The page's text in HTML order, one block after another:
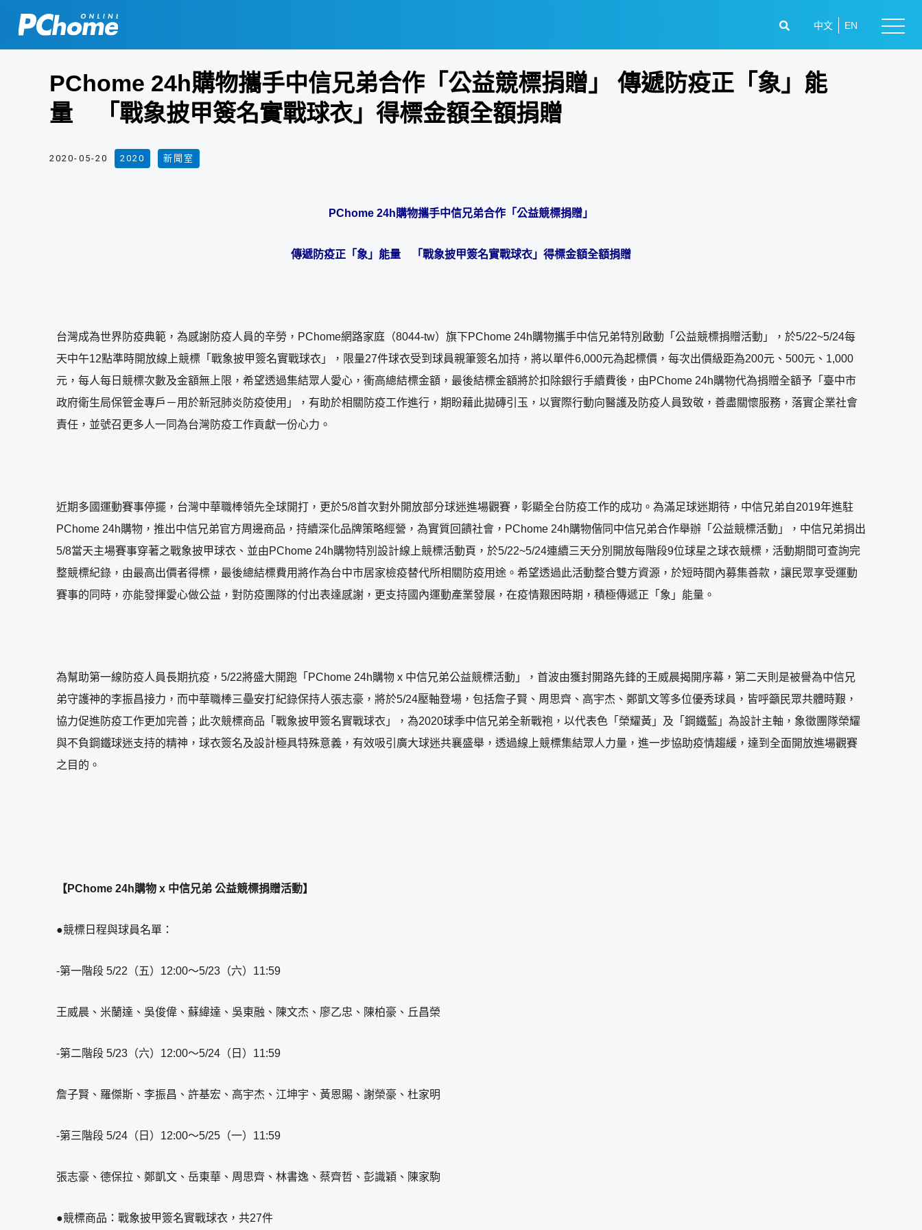
中文 EN
PChome 24h購物攜手中信兄弟合作「公益競標捐贈」 傳遞防疫正「象」能
量 「戰象披甲簽名實戰球衣」得標金額全額捐贈
2020-05-20 2020 新聞室
PChome 24h購物攜手中信兄弟合作「公益競標捐贈」
傳遞防疫正「象」能量 「戰象披甲簽名實戰球衣」得標金額全額捐贈
台灣成為世界防疫典範，為感謝防疫人員的辛勞，PChome網路家庭（8044-tw）旗下PChome 24h購物攜手中信兄弟特別啟動「公益競標捐贈活動」，於5/22~5/24每
天中午12點準時開放線上競標「戰象披甲簽名實戰球衣」，限量27件球衣受到球員親筆簽名加持，將以單件6,000元為起標價，每次出價級距為200元、500元、1,000
元，每人每日競標次數及金額無上限，希望透過集結眾人愛心，衝高總結標金額，最後結標金額將於扣除銀行手續費後，由PChome 24h購物代為捐贈全額予「臺中市
政府衛生局保管金專戶－用於新冠肺炎防疫使用」，有助於相關防疫工作進行，期盼藉此拋磚引玉，以實際行動向醫護及防疫人員致敬，善盡關懷服務，落實企業社會
責任，並號召更多人一同為台灣防疫工作貢獻一份心力。
近期多國運動賽事停擺，台灣中華職棒領先全球開打，更於5/8首次對外開放部分球迷進場觀賽，彰顯全台防疫工作的成功。為滿足球迷期待，中信兄弟自2019年進駐
PChome 24h購物，推出中信兄弟官方周邊商品，持續深化品牌策略經營，為實質回饋社會，PChome 24h購物偕同中信兄弟合作舉辦「公益競標活動」，中信兄弟捐出
5/8當天主場賽事穿著之戰象披甲球衣、並由PChome 24h購物特別設計線上競標活動頁，於5/22~5/24連續三天分別開放每階段9位球星之球衣競標，活動期間可查詢完
整競標紀錄，由最高出價者得標，最後總結標費用將作為台中市居家檢疫替代所相關防疫用途。希望透過此活動整合雙方資源，於短時間內募集善款，讓民眾享受運動
賽事的同時，亦能發揮愛心做公益，對防疫團隊的付出表達感謝，更支持國內運動產業發展，在疫情艱困時期，積極傳遞正「象」能量。
為幫助第一線防疫人員長期抗疫，5/22將盛大開跑「PChome 24h購物 x 中信兄弟公益競標活動」，首波由獲封開路先鋒的王威晨揭開序幕，第二天則是被譽為中信兄
弟守護神的李振昌接力，而中華職棒三壘安打紀錄保持人張志豪，將於5/24壓軸登場，包括詹子賢、周思齊、高宇杰、鄭凱文等多位優秀球員，皆呼籲民眾共體時艱，
協力促進防疫工作更加完善；此次競標商品「戰象披甲簽名實戰球衣」，為2020球季中信兄弟全新戰袍，以代表色「榮耀黃」及「鋼鐵藍」為設計主軸，象徵團隊榮耀
與不負鋼鐵球迷支持的精神，球衣簽名及設計極具特殊意義，有效吸引廣大球迷共襄盛舉，透過線上競標集結眾人力量，進一步協助疫情趨緩，達到全面開放進場觀賽
之目的。
【PChome 24h購物 x 中信兄弟 公益競標捐贈活動】
●競標日程與球員名單：
-第一階段 5/22（五）12:00～5/23（六）11:59
王威晨、米蘭達、吳俊偉、蘇緯達、吳東融、陳文杰、廖乙忠、陳柏豪、丘昌榮
-第二階段 5/23（六）12:00～5/24（日）11:59
詹子賢、羅傑斯、李振昌、許基宏、高宇杰、江坤宇、黃恩賜、謝榮豪、杜家明
-第三階段 5/24（日）12:00～5/25（一）11:59
張志豪、德保拉、鄭凱文、岳東華、周思齊、林書逸、蔡齊哲、彭識穎、陳家駒
●競標商品：戰象披甲簽名實戰球衣，共27件